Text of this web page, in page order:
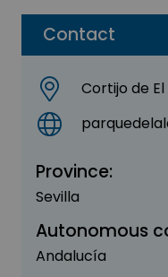
Contact
Cortijo de El
Province:
Sevilla
Autonomous
Andalucía